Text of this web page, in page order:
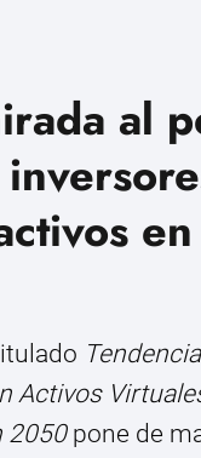
al
en
Activos
2050pone de